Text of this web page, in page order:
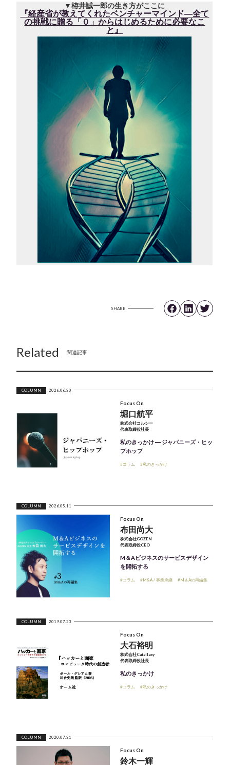
▼栫井誠一郎の生き方がここに
『経産省が教えてくれたベンチャーマインド―全て
の挑戦に贈る「０」からはじめるために必要なこ
と』
SHARE
Related関連記事
COLUMN 2026.06.30
Focus On
堀口航平
株式会社コルシー
代表取締役社長
私のきっかけ ― ジャパニーズ・ヒッ
プホップ
#コラム #私のきっかけ
COLUMN 2026.05.11
Focus On
布田尚大
株式会社GOZEN
代表取締役CEO
M＆Aビジネスのサービスデザイン
を開拓する
#コラム #M&A / 事業承継 #M＆Aの再編集
COLUMN 2019.07.23
Focus On
大石裕明
株式会社Catallaxy
代表取締役社長
私のきっかけ
#コラム #私のきっかけ
COLUMN 2020.07.31
Focus On
鈴木一輝